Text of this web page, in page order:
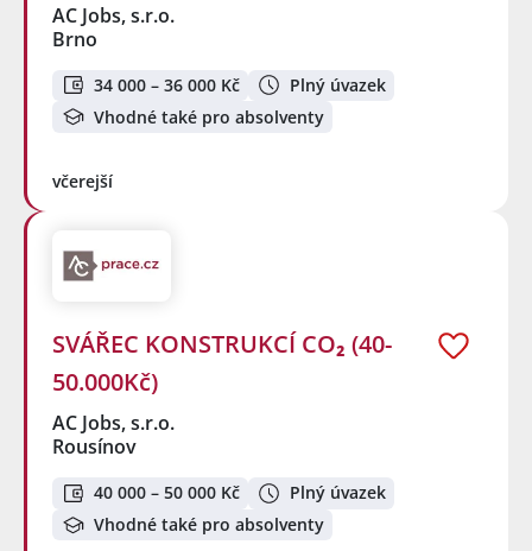
AC Jobs, s.r.o.
Brno
34 000 – 36 000 Kč
Plný úvazek
Vhodné také pro absolventy
včerejší
SVÁŘEC KONSTRUKCÍ CO₂ (40-
50.000Kč)
AC Jobs, s.r.o.
Rousínov
40 000 – 50 000 Kč
Plný úvazek
Vhodné také pro absolventy